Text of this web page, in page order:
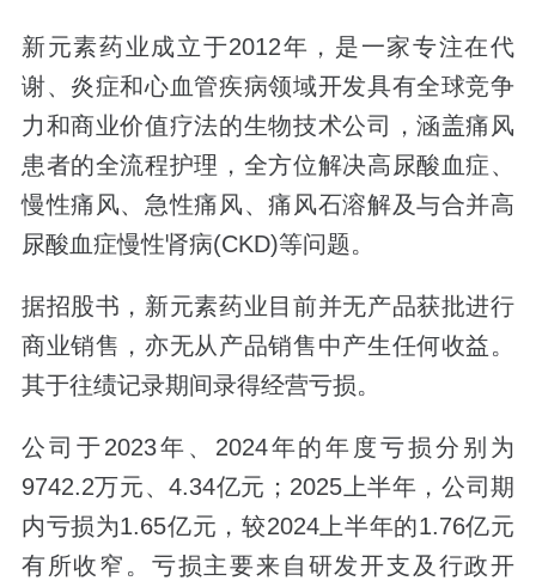
新元素药业成立于2012年，是一家专注在代
谢、炎症和心血管疾病领域开发具有全球竞争
力和商业价值疗法的生物技术公司，涵盖痛风
患者的全流程护理，全方位解决高尿酸血症、
慢性痛风、急性痛风、痛风石溶解及与合并高
尿酸血症慢性肾病(CKD)等问题。
据招股书，新元素药业目前并无产品获批进行
商业销售，亦无从产品销售中产生任何收益。
其于往绩记录期间录得经营亏损。
公司于2023年、2024年的年度亏损分别为
9742.2万元、4.34亿元；2025上半年，公司期
内亏损为1.65亿元，较2024上半年的1.76亿元
有所收窄。亏损主要来自研发开支及行政开